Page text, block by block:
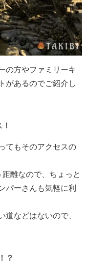
の方やファミリーキ
があるのでご紹介し
てもそのアクセスの
離なので、ちょっと
パーさんも気軽に利
道などはないので、
？